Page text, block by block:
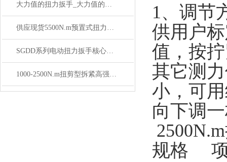
大力值的扭力扳手_大力值的数显扭力扳手价格
供应现货5500N.m预置式扭力扳手价格
SGDD系列电动扭力扳手核心参数说明
1000-2500N.m扭剪型拆紧高强螺栓电动定扭矩扳手价格
1、调节
供用户
值，按
其它测
小，可
向下调
规格 项